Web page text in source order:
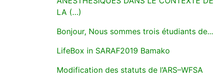
LA (…)
Bonjour, Nous sommes trois étudiants de...
LifeBox in SARAF2019 Bamako
Modification des statuts de l’ARS–WFSA